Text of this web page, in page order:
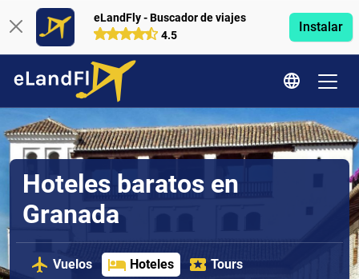
eLandFly - Buscador de viajes
4.5
Instalar
Hoteles baratos en
Granada
Vuelos Hoteles Tours